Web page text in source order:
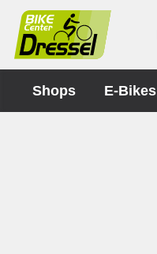
Shops E-Bikes